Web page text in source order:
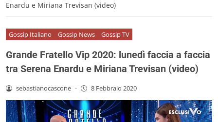
Enardu e Miriana Trevisan (video)
Gossip Italiano Gossip News Gossip TV
Grande Fratello Vip 2020: lunedì faccia a faccia
tra Serena Enardu e Miriana Trevisan (video)
sebastianocascone - 8 Febbraio 2020